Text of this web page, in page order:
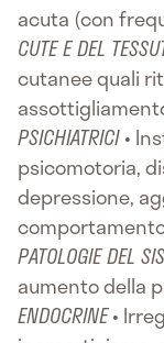
acuta (con
CUTE E DEL
cutanee quali
PSICHIATRICI•
psicomotoria,
depressione,
PATOLOGIE DEL
aumento della
ENDOCRINE•